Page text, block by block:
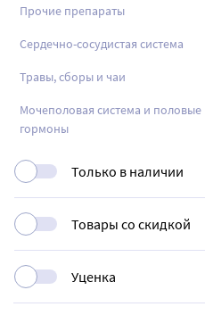
Прочие препараты
Сердечно-сосудистая система
Травы, сборы и чаи
Mочеполовая система и половые
гормоны
Только в наличии
Товары со скидкой
Уценка